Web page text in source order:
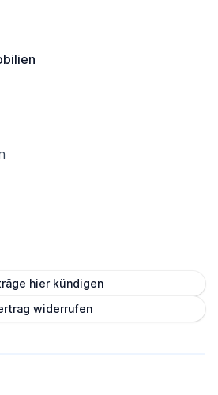
hier kündigen
widerrufen